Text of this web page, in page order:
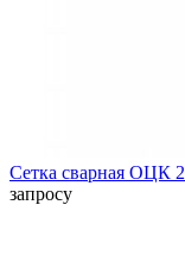
Сетка сварная ОЦК
запросу